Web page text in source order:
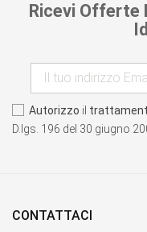
Ricevi Offerte
Autorizzo il
D.lgs. 196 del 30 giugno
CONTATTACI